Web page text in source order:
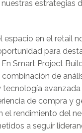
estrategias
espacio en el retail
para
Smart Project
de
tecnología
de compra y
el rendimiento del
a seguir